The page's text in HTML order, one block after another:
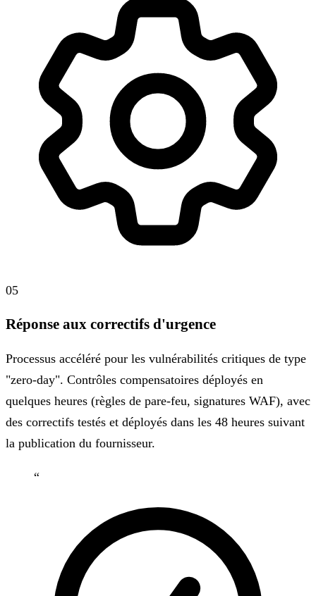
05
Réponse aux correctifs d'urgence
Processus accéléré pour les vulnérabilités critiques de type
"zero-day". Contrôles compensatoires déployés en
quelques heures (règles de pare-feu, signatures WAF), avec
des correctifs testés et déployés dans les 48 heures suivant
la publication du fournisseur.
“